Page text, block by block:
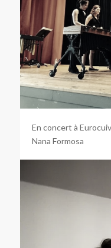
En concert à
Nana Formosa